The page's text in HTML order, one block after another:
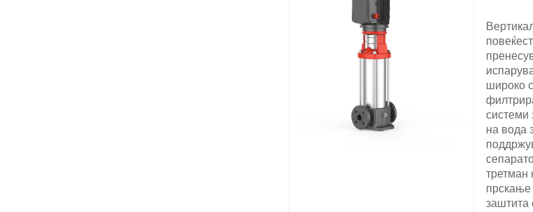
широко
системи
на вода
прскање
заштита